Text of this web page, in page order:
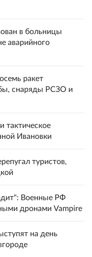
в больницы
аварийного
ракет
снаряды РСЗО и
тактическое
Ивановки
туристов,
Военные РФ
дронами Vampire
на день